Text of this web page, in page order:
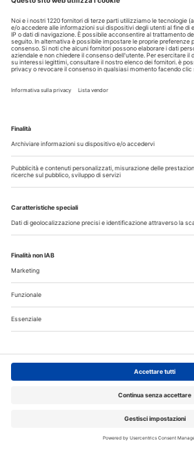
DENTAL CADMOS 2026 -
crediti ECM
Corsi FAD odontoiatri DENTAL
crediti ECM
Crediti ECM: